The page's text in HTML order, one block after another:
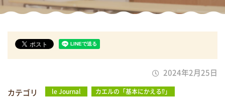
2024年2月25日
カテゴリ
le Journal カエルの「基本にかえる⁉」